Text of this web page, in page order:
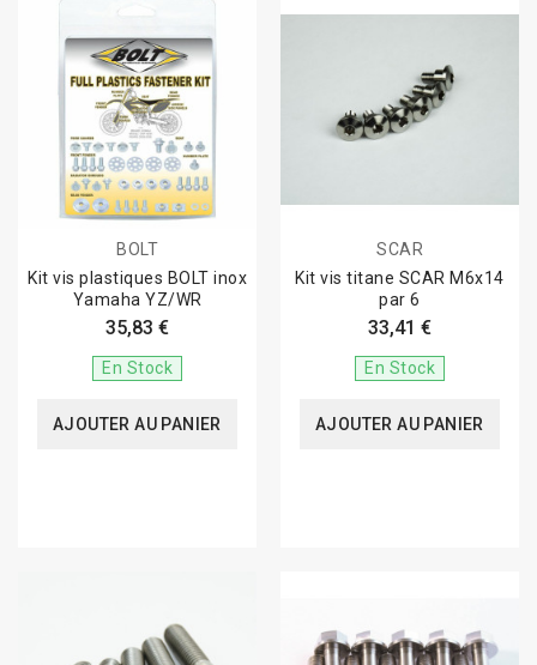
BOLT
Kit vis plastiques BOLT inox
Yamaha YZ/WR
35,83 €
En Stock
AJOUTER AU PANIER
SCAR
Kit vis titane SCAR M6x14
par 6
33,41 €
En Stock
AJOUTER AU PANIER